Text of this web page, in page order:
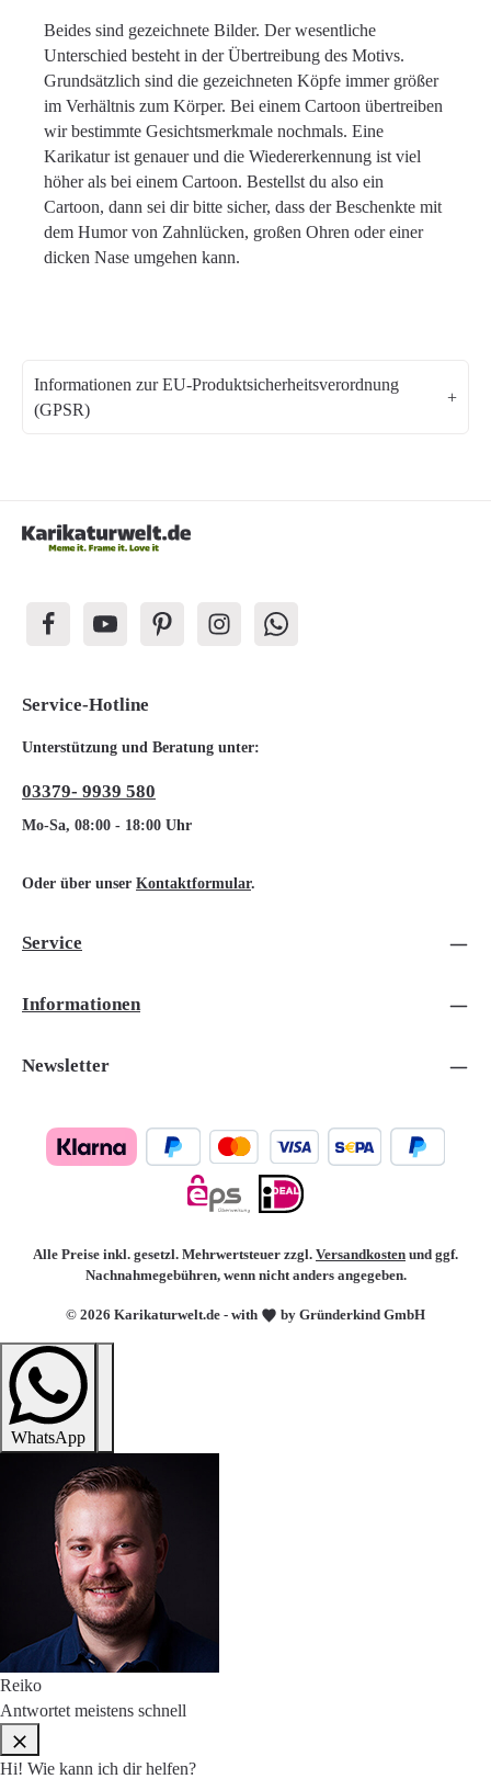
Beides sind gezeichnete Bilder. Der wesentliche
Unterschied besteht in der Übertreibung des Motivs.
Grundsätzlich sind die gezeichneten Köpfe immer größer
im Verhältnis zum Körper. Bei einem Cartoon übertreiben
wir bestimmte Gesichtsmerkmale nochmals. Eine
Karikatur ist genauer und die Wiedererkennung ist viel
höher als bei einem Cartoon. Bestellst du also ein
Cartoon, dann sei dir bitte sicher, dass der Beschenkte mit
dem Humor von Zahnlücken, großen Ohren oder einer
dicken Nase umgehen kann.
Informationen zur EU-Produktsicherheitsverordnung
(GPSR)
Service-Hotline
Unterstützung und Beratung unter:
03379- 9939 580
Mo-Sa, 08:00 - 18:00 Uhr
Oder über unser Kontaktformular.
Service
Informationen
Newsletter
© 2026 Karikaturwelt.de - with by Gründerkind GmbH
Alle Preise inkl. gesetzl. Mehrwertsteuer zzgl. Versandkosten und ggf.
Nachnahmegebühren, wenn nicht anders angegeben.
WhatsApp
Reiko
Antwortet meistens schnell
Hi! Wie kann ich dir helfen?